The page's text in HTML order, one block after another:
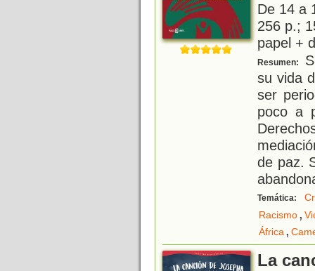
De 14 a
256 p.;
papel +
Resumen:
su vida
ser
poco a
de paz.
Temática:
Racismo,
África,
La